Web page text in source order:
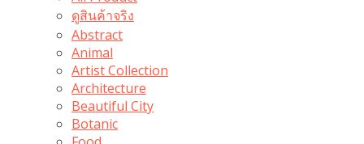
ดูสินค้าจริง
Abstract
Animal
Artist Collection
Architecture
Beautiful City
Botanic